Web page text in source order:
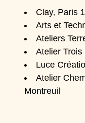
Clay, Paris
Arts et
Ateliers
Atelier
Luce
Atelier
Montreuil